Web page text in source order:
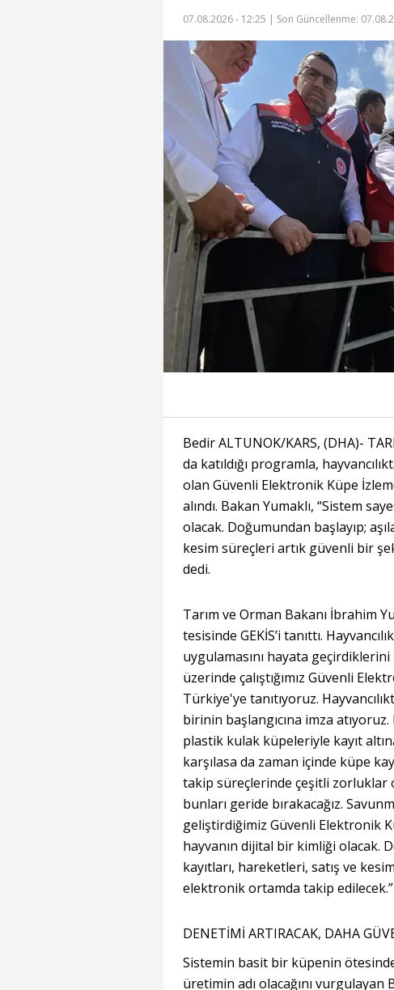
07.08.2026 - 12:25 | Son Güncellenme:
Bedir ALTUNOK/KARS, (DHA)-
da katıldığı programla,
olan Güvenli Elektronik Küpe
alındı. Bakan Yumaklı, “Sistem
olacak. Doğumundan başlayıp;
kesim süreçleri artık güvenli bir
dedi.
Tarım ve Orman Bakanı İbrahim
tesisinde GEKİS’i tanıttı.
uygulamasını hayata
üzerinde çalıştığımız Güvenli
Türkiye'ye tanıtıyoruz.
birinin başlangıcına imza
plastik kulak küpeleriyle kayıt
karşılasa da zaman içinde küpe
takip süreçlerinde çeşitli zorluklar
bunları geride bırakacağız.
geliştirdiğimiz Güvenli Elektronik
hayvanın dijital bir kimliği olacak.
kayıtları, hareketleri, satış ve
elektronik ortamda takip edilecek.”
DENETİMİ ARTIRACAK, DAHA
Sistemin basit bir küpenin
üretimin adı olacağını vurgulayan